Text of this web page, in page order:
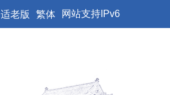
适老版 繁体 网站支持IPv6